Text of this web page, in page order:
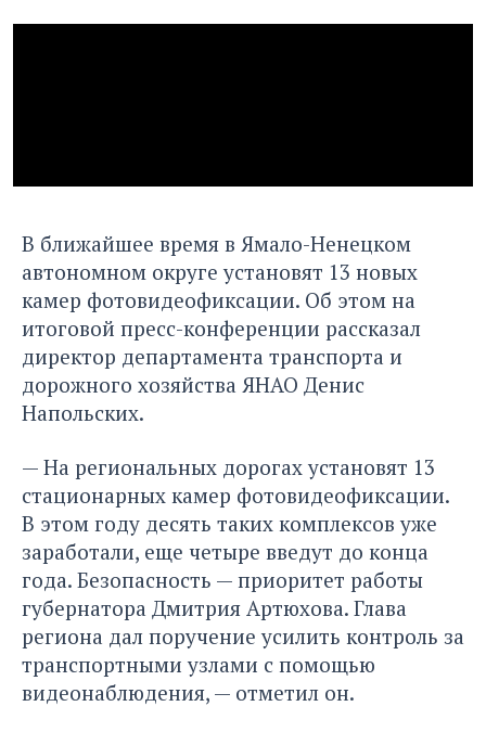
В ближайшее время в Ямало-Ненецком
автономном округе установят 13 новых
камер фотовидеофиксации. Об этом на
итоговой пресс-конференции рассказал
директор департамента транспорта и
дорожного хозяйства ЯНАО Денис
Напольских.
— На региональных дорогах установят 13
стационарных камер фотовидеофиксации.
В этом году десять таких комплексов уже
заработали, еще четыре введут до конца
года. Безопасность — приоритет работы
губернатора Дмитрия Артюхова. Глава
региона дал поручение усилить контроль за
транспортными узлами с помощью
видеонаблюдения, — отметил он.